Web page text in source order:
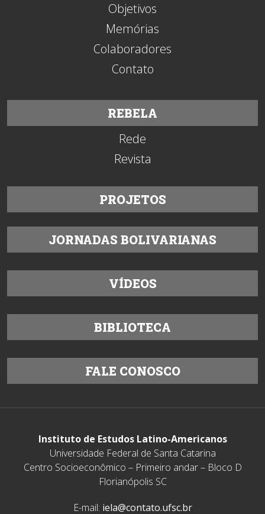
Objetivos
Memórias
Colaboradores
Contato
REBELA
Rede
Revista
PROJETOS
JORNADAS BOLIVARIANAS
VÍDEOS
BIBLIOTECA
FALE CONOSCO
Instituto de Estudos Latino-Americanos
Universidade Federal de Santa Catarina
Centro Socioeconômico – Primeiro andar – Bloco D
Florianópolis SC
E-mail: iela@contato.ufsc.br